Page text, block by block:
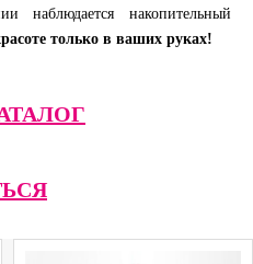
наблюдается накопительный
только в ваших руках!